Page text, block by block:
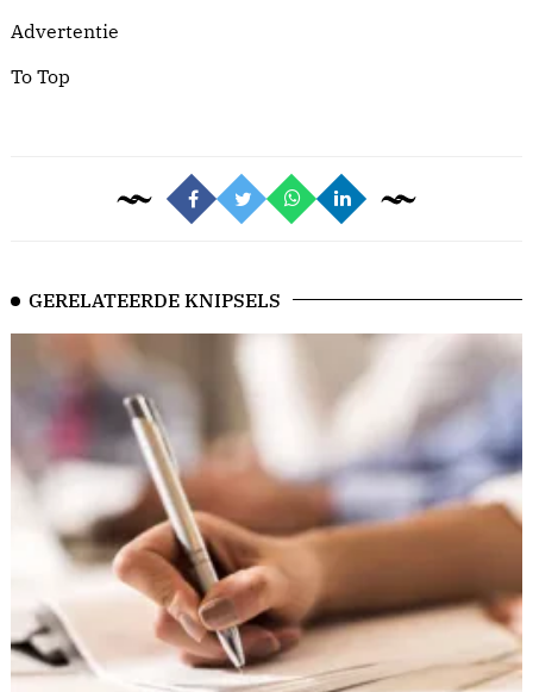
Advertentie
To Top
GERELATEERDE KNIPSELS